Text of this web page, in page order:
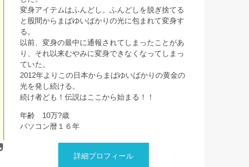
変身アイテムはふんどし。ふんどしを脱ぎ捨てる
と股間からまばゆいばかりの光に包まれて変身す
る。
以前、変身の最中に通報されてしまったことがあ
り、それ以来むやみに変身できなくなってしまっ
ていた。
2012年よりこの日本からまばゆいばかりの黄金の
光を発し続ける。
続け者ども！伝説はここから始まる！！
年齢 10万?歳
パソコン暦１６年
詳細プロフィール